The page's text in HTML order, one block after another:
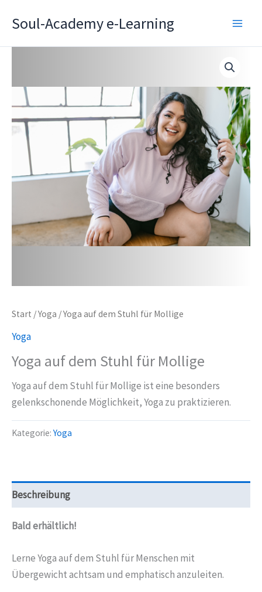
InhaltSoul-Academy e-Learning
Start /Yoga / Yoga auf dem Stuhl für Mollige
Yoga
Yoga auf dem Stuhl für Mollige
Yoga auf dem Stuhl für Mollige ist eine besonders
gelenkschonende Möglichkeit, Yoga zu praktizieren.
Kategorie: Yoga
Beschreibung
Bald erhältlich!
Lerne Yoga auf dem Stuhl für Menschen mit
Übergewicht achtsam und emphatisch anzuleiten.